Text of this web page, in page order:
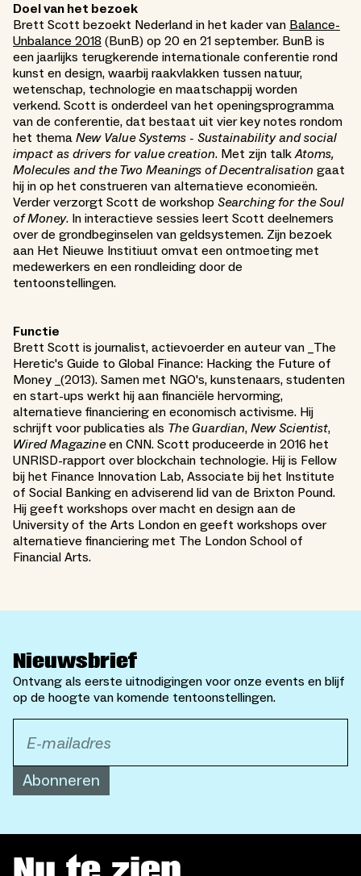
Doel van het bezoek
Brett Scott bezoekt Nederland in het kader van Balance-
Unbalance 2018 (BunB) op 20 en 21 september. BunB is
een jaarlijks terugkerende internationale conferentie rond
kunst en design, waarbij raakvlakken tussen natuur,
wetenschap, technologie en maatschappij worden
verkend. Scott is onderdeel van het openingsprogramma
van de conferentie, dat bestaat uit vier key notes rondom
het thema New Value Systems - Sustainability and social
impact as drivers for value creation. Met zijn talkAtoms,
Molecules and the Two Meanings of Decentralisation gaat
hij in op het construeren van alternatieve economieën.
Verder verzorgt Scott de workshop Searching for the Soul
of Money. In interactieve sessies leert Scott deelnemers
over de grondbeginselen van geldsystemen. Zijn bezoek
aan Het Nieuwe Institiuut omvat een ontmoeting met
medewerkers en een rondleiding door de
tentoonstellingen.
Functie
Brett Scott is journalist, actievoerder en auteur van _The
Heretic's Guide to Global Finance: Hacking the Future of
Money _(2013). Samen met NGO's, kunstenaars, studenten
en start-ups werkt hij aan financiële hervorming,
alternatieve financiering en economisch activisme. Hij
schrijft voor publicaties als The Guardian, New Scientist,
Wired Magazineen CNN. Scott produceerde in 2016 het
UNRISD-rapport over blockchain technologie. Hij is Fellow
bij het Finance Innovation Lab, Associate bij het Institute
of Social Banking en adviserend lid van de Brixton Pound.
Hij geeft workshops over macht en design aan de
University of the Arts London en geeft workshops over
alternatieve financiering met The London School of
Financial Arts.
Nieuwsbrief
Ontvang als eerste uitnodigingen voor onze events en blijf
op de hoogte van komende tentoonstellingen.
Abonneren